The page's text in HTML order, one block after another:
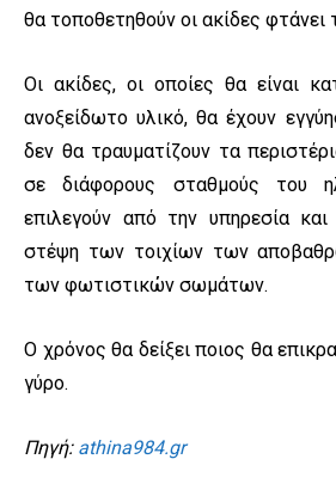
θα τοποθετηθούν οι ακίδες φτάνει
Οι ακίδες, οι οποίες θα είναι
ανοξείδωτο υλικό, θα έχουν
δεν θα τραυματίζουν τα
σε διάφορους σταθμούς του
επιλεγούν από την υπηρεσία και
στέψη των τοιχίων των
των φωτιστικών σωμάτων.
Ο χρόνος θα δείξει ποιος θα
γύρο.
Πηγή: athina984.gr